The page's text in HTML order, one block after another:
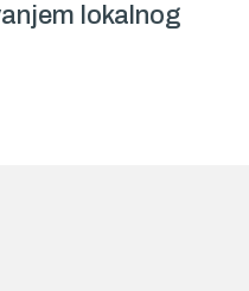
lokalnog